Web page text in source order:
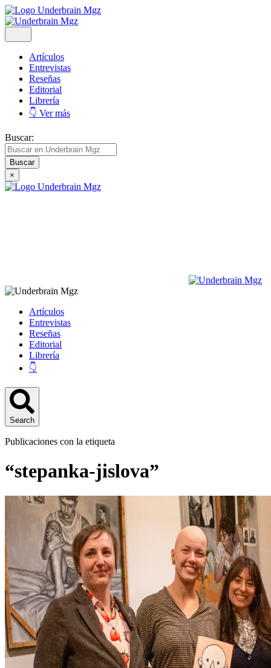
Artículos
Entrevistas
Reseñas
Editorial
Librería
👇 Ver más
Buscar:
×
Artículos
Entrevistas
Reseñas
Editorial
Librería
👇
Search
Publicaciones con la etiqueta
“stepanka-jislova”